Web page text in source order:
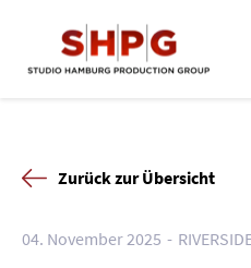
Zurück zur Übersicht
04. November 2025